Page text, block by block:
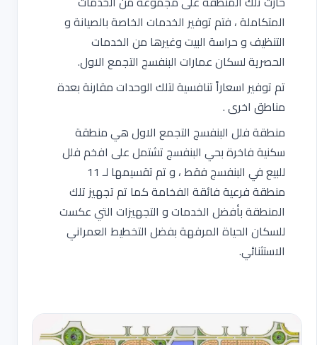
المتكاملة ، فتم توفير الخدمات الخاصة بالصيانة و
التنظيف و حراسة البيت وغيرها من الخدمات
الحصرية لسكان عمارات البنفسج التجمع الاول.
تم توفير اسعاراً تنافسية لتلك الوحدات مقارنة بعدة
مناطق اخرى .
منطقة فلل البنفسج التجمع الاول هي منطقة
سكنية فاخرة بحي البنفسج تشتمل على افخم فلل
للبيع في البنفسج فقط ، و تم تقسيمها لـ 11
منطقة فرعية فائقة الفخامة كما تم تجهيز تلك
المنطقة بأفضل الخدمات و التجهيزات التي عكست
للسكان الحياة المرفهة بفضل التخطيط العمراني
الاستثنائي.